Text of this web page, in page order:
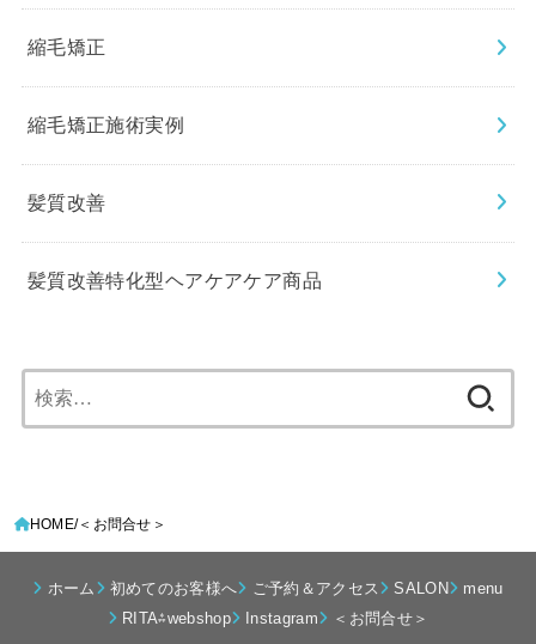
縮毛矯正
縮毛矯正施術実例
髪質改善
髪質改善特化型ヘアケアケア商品
索:
HOME ＜お問合せ＞
ホーム 初めてのお客様へ ご予約＆アクセス SALON
menu
RITA⁂webshop
Instagram ＜お問合せ＞